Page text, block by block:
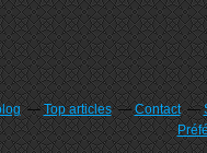
Top articles Contact